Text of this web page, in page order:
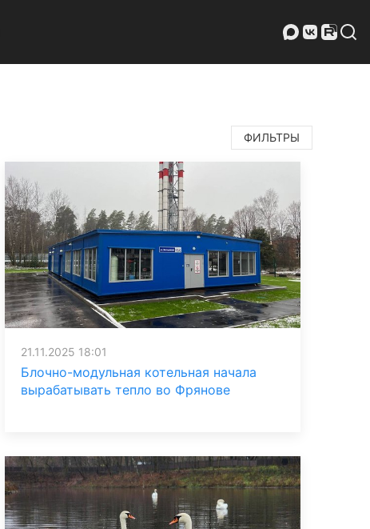
ФИЛЬТРЫ
21.11.2025 18:01
Блочно-модульная котельная начала
вырабатывать тепло во Фрянове